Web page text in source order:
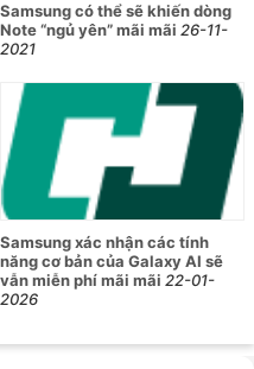
Samsung có thể sẽ khiến dòng
Note “ngủ yên” mãi mãi 26-11-
2021
Samsung xác nhận các tính
năng cơ bản của Galaxy AI sẽ
vẫn miễn phí mãi mãi 22-01-
2026